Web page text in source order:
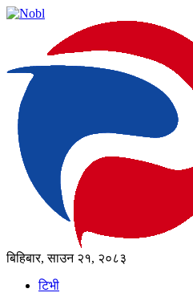
बिहिबार, साउन २१, २०८३
टिभी